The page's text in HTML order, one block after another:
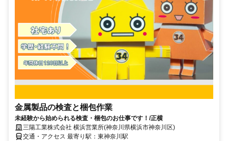
金属製品の検査と梱包作業
未経験から始められる検査・梱包のお仕事です！/正横
三陽工業株式会社 横浜営業所(神奈川県横浜市神奈川区)
交通・アクセス 最寄り駅：東神奈川駅